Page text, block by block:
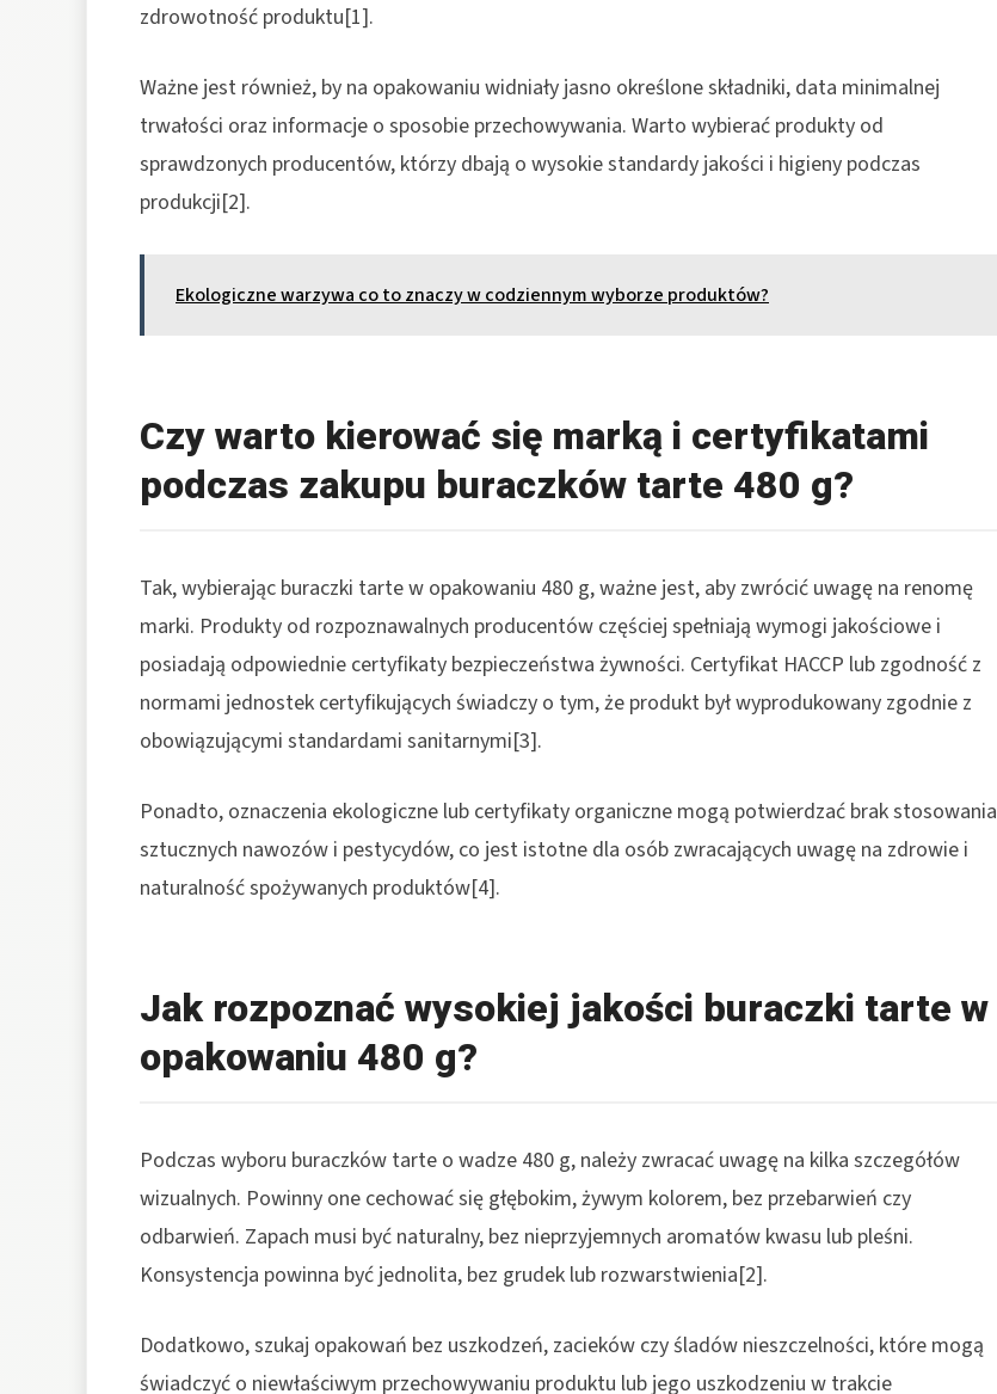
zdrowotność produktu[1].
Ważne jest również, by na opakowaniu widniały jasno określone składniki, data minimalnej
trwałości oraz informacje o sposobie przechowywania. Warto wybierać produkty od
sprawdzonych producentów, którzy dbają o wysokie standardy jakości i higieny podczas
produkcji[2].
Ekologiczne warzywa co to znaczy w codziennym wyborze produktów?
Czy warto kierować się marką i certyfikatami
podczas zakupu buraczków tarte 480 g?
Tak, wybierając buraczki tarte w opakowaniu 480 g, ważne jest, aby zwrócić uwagę na renomę
marki. Produkty od rozpoznawalnych producentów częściej spełniają wymogi jakościowe i
posiadają odpowiednie certyfikaty bezpieczeństwa żywności. Certyfikat HACCP lub zgodność z
normami jednostek certyfikujących świadczy o tym, że produkt był wyprodukowany zgodnie z
obowiązującymi standardami sanitarnymi[3].
Ponadto, oznaczenia ekologiczne lub certyfikaty organiczne mogą potwierdzać brak stosowania
sztucznych nawozów i pestycydów, co jest istotne dla osób zwracających uwagę na zdrowie i
naturalność spożywanych produktów[4].
Jak rozpoznać wysokiej jakości buraczki tarte w
opakowaniu 480 g?
Podczas wyboru buraczków tarte o wadze 480 g, należy zwracać uwagę na kilka szczegółów
wizualnych. Powinny one cechować się głębokim, żywym kolorem, bez przebarwień czy
odbarwień. Zapach musi być naturalny, bez nieprzyjemnych aromatów kwasu lub pleśni.
Konsystencja powinna być jednolita, bez grudek lub rozwarstwienia[2].
Dodatkowo, szukaj opakowań bez uszkodzeń, zacieków czy śladów nieszczelności, które mogą
świadczyć o niewłaściwym przechowywaniu produktu lub jego uszkodzeniu w trakcie